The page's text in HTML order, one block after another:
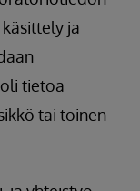
ja
tietoa
tai toinen